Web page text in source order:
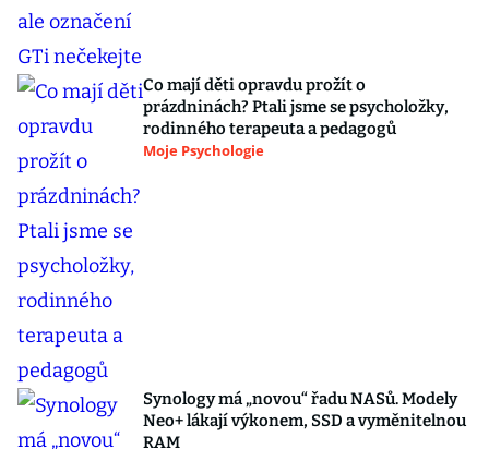
Co mají děti opravdu prožít o
prázdninách? Ptali jsme se psycholožky,
rodinného terapeuta a pedagogů
Moje Psychologie
Synology má „novou“ řadu NASů. Modely
Neo+ lákají výkonem, SSD a vyměnitelnou
RAM